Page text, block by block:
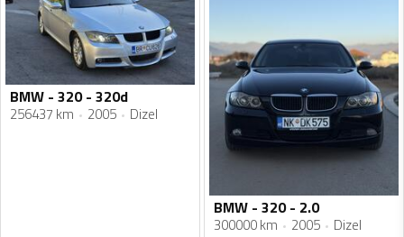
BMW - 320 - 320d
256437 km 2005 Dizel
BMW - 320 - 2.0
300000 km 2005 Dizel